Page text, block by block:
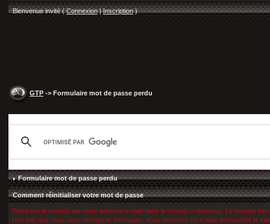
Bienvenue invité ( Connexion |Inscription)
GTP -> Formulaire mot de passe perdu
Formulaire mot de passe perdu
Comment réinitialiser votre mot de passe
Saisissez le pseudo ou votre adresse e-mail dans le champ ci-dessous. Le pseudo est
Une fois que vous avez envoyé le formulaire, vous recevrez un e-mail demandant la